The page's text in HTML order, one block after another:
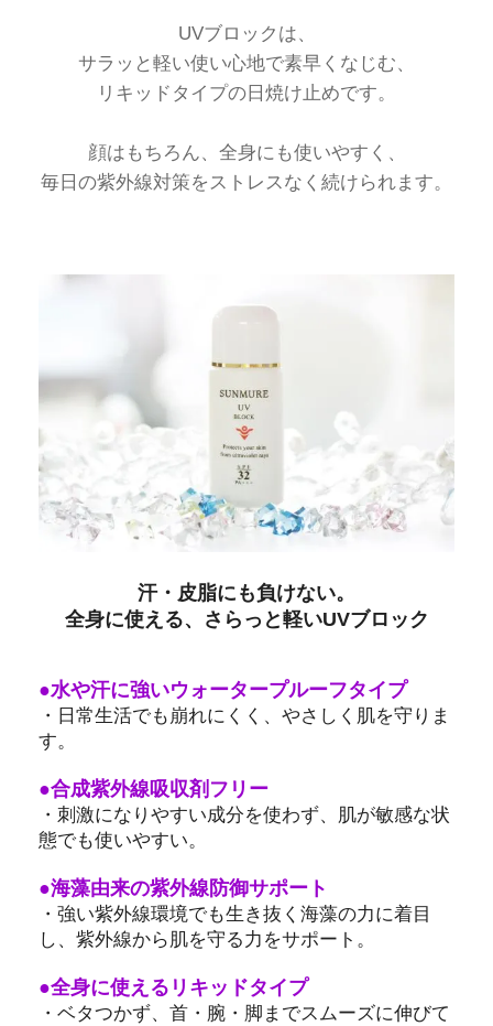
UVブロックは、
サラッと軽い使い心地で素早くなじむ、
リキッドタイプの日焼け止めです。
顔はもちろん、全身にも使いやすく、
毎日の紫外線対策をストレスなく続けられます。
汗・皮脂にも負けない。
全身に使える、さらっと軽いUVブロック
●水や汗に強いウォータープルーフタイプ
・日常生活でも崩れにくく、やさしく肌を守りま
す。
●合成紫外線吸収剤フリー
・刺激になりやすい成分を使わず、肌が敏感な状
態でも使いやすい。
●海藻由来の紫外線防御サポート
・強い紫外線環境でも生き抜く海藻の力に着目
し、紫外線から肌を守る力をサポート。
●全身に使えるリキッドタイプ
・ベタつかず、首・腕・脚までスムーズに伸びて